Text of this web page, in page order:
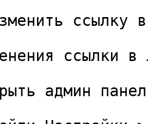
ссылку
ссылки
админ